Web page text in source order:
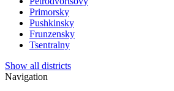
Primorsky
Pushkinsky
Frunzensky
Tsentralny
Show all districts
Navigation